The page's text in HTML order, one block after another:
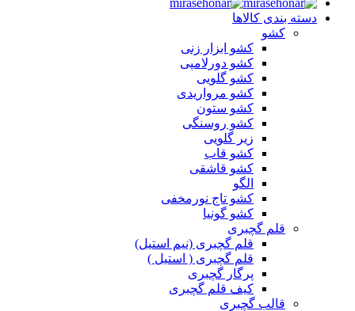
دسته بندی کالاها
کشو
کشو ابزار زنی
کشو دورلامپی
کشو گلویی
کشو مرواریدی
کشو ستون
کشو روسنگی
زیر گلویی
کشو قاب
کشو قاشقی
الگو
کشو تاج نورمخفی
کشو گونیا
قلم گچبری
قلم گچبری (نیم استیل)
قلم گچبری ( استیل )
پرگار گچبری
کیف قلم گچبری
قالب گچبری